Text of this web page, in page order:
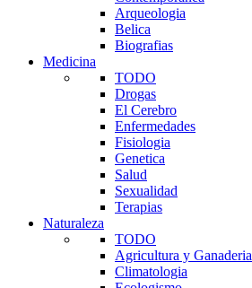
Arqueologia
Belica
Biografias
Medicina
TODO
Drogas
El Cerebro
Enfermedades
Fisiologia
Genetica
Salud
Sexualidad
Terapias
Naturaleza
TODO
Agricultura y Ganaderia
Climatologia